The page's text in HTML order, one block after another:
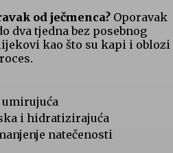
od​ ječmenca? Oporavak⁣
dva tjedna bez posebnog
⁣kao što su kapi i oblozi
i hidratizirajuća
‍natečenosti